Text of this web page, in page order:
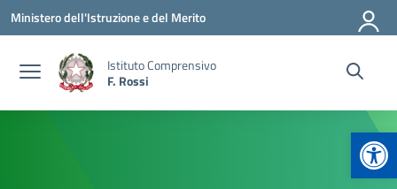
Vai ai contenuti
Vai al menu di navigazione
Vai al footer
Ministero dell'Istruzione e del Merito
Istituto Comprensivo
F. Rossi